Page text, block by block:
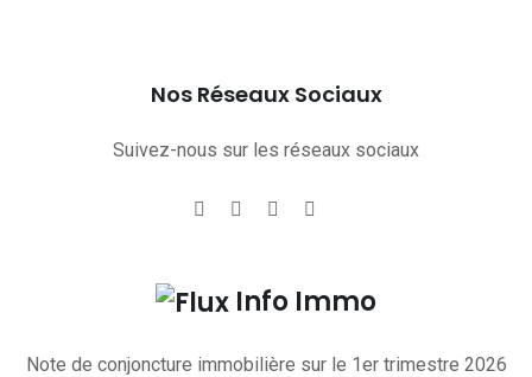
Nos Réseaux Sociaux
Suivez-nous sur les réseaux sociaux
Info Immo
Note de conjoncture immobilière sur le 1er trimestre 2026